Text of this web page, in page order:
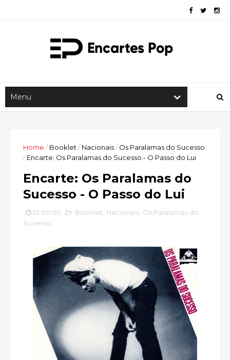
Home / Booklet / Nacionais/ Os Paralamas do Sucesso
/ Encarte: Os Paralamas do Sucesso - O Passo do Lui
Encarte: Os Paralamas do
Sucesso - O Passo do Lui
10:00:00 Booklet Nacionais Os Paralamas do
Sucesso